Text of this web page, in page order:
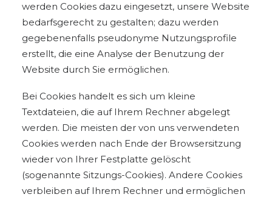
werden Cookies dazu eingesetzt, unsere Website
bedarfsgerecht zu gestalten; dazu werden
gegebenenfalls pseudonyme Nutzungsprofile
erstellt, die eine Analyse der Benutzung der
Website durch Sie ermöglichen.
Bei Cookies handelt es sich um kleine
Textdateien, die auf Ihrem Rechner abgelegt
werden. Die meisten der von uns verwendeten
Cookies werden nach Ende der Browsersitzung
wieder von Ihrer Festplatte gelöscht
(sogenannte Sitzungs-Cookies). Andere Cookies
verbleiben auf Ihrem Rechner und ermöglichen